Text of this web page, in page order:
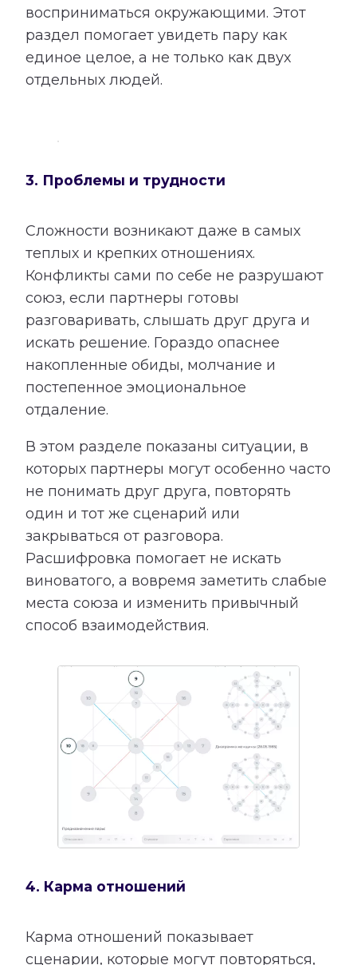
восприниматься окружающими. Этот
раздел помогает увидеть пару как
единое целое, а не только как двух
отдельных людей.
3. Проблемы и трудности
Сложности возникают даже в самых
теплых и крепких отношениях.
Конфликты сами по себе не разрушают
союз, если партнеры готовы
разговаривать, слышать друг друга и
искать решение. Гораздо опаснее
накопленные обиды, молчание и
постепенное эмоциональное
отдаление.
В этом разделе показаны ситуации, в
которых партнеры могут особенно часто
не понимать друг друга, повторять
один и тот же сценарий или
закрываться от разговора.
Расшифровка помогает не искать
виноватого, а вовремя заметить слабые
места союза и изменить привычный
способ взаимодействия.
4. Карма отношений
Карма отношений показывает
сценарии, которые могут повторяться,